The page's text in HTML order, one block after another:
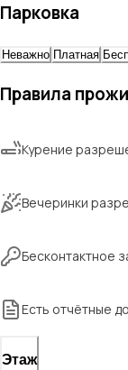
Парковка
Неважно Платная
Правила
Курение
Вечеринки
Бесконтактное
Есть отчётные
Этаж